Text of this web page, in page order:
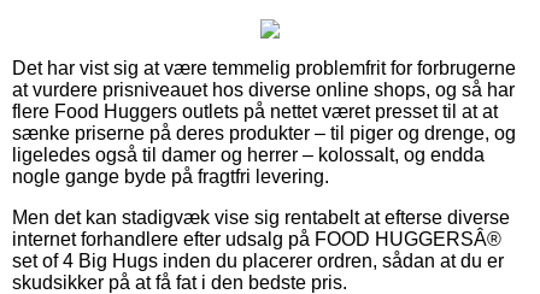
Det har vist sig at være temmelig problemfrit for forbrugerne
at vurdere prisniveauet hos diverse online shops, og så har
flere Food Huggers outlets på nettet været presset til at at
sænke priserne på deres produkter – til piger og drenge, og
ligeledes også til damer og herrer – kolossalt, og endda
nogle gange byde på fragtfri levering.
Men det kan stadigvæk vise sig rentabelt at efterse diverse
internet forhandlere efter udsalg på FOOD HUGGERSÂ®
set of 4 Big Hugs inden du placerer ordren, sådan at du er
skudsikker på at få fat i den bedste pris.